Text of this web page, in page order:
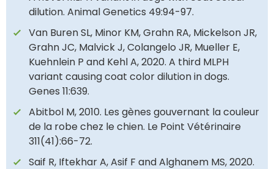
dilution. Animal Genetics 49:94-97.
Van Buren SL, Minor KM, Grahn RA, Mickelson JR,
Grahn JC, Malvick J, Colangelo JR, Mueller E,
Kuehnlein P and Kehl A, 2020. A third MLPH
variant causing coat color dilution in dogs.
Genes 11:639.
Abitbol M, 2010. Les gènes gouvernant la couleur
de la robe chez le chien. Le Point Vétérinaire
311(41):66-72.
Saif R, Iftekhar A, Asif F and Alghanem MS, 2020.